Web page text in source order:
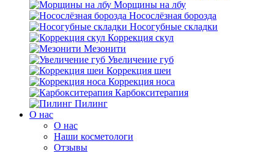
Морщины на лбу
Носослёзная борозда
Носогубные складки
Коррекция скул
Мезонити
Увеличение губ
Коррекция шеи
Коррекция носа
Карбокситерапия
Пилинг
O нас
O нас
Наши косметологи
Отзывы